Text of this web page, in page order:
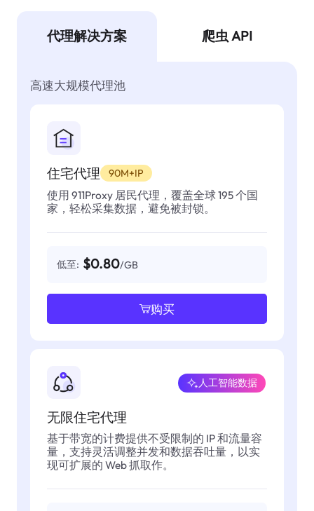
代理解决方案 爬虫 API
高速大规模代理池
住宅代理 90M+IP
使用 911Proxy 居民代理，覆盖全球 195 个国
家，轻松采集数据，避免被封锁。
低至: $0.80/GB
购买
无限住宅代理
人工智能数据
基于带宽的计费提供不受限制的 IP 和流量容
量，支持灵活调整并发和数据吞吐量，以实
现可扩展的 Web 抓取作。